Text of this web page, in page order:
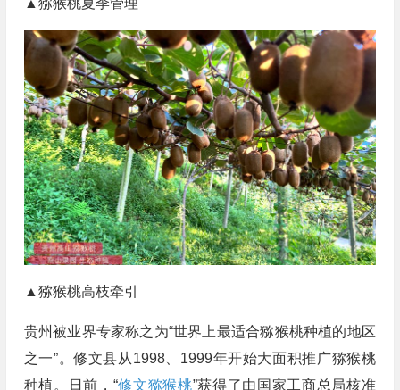
▲猕猴桃夏季管理
▲猕猴桃高枝牵引
贵州被业界专家称之为“世界上最适合猕猴桃种植的地区
之一”。修文县从1998、1999年开始大面积推广猕猴桃
种植。日前，“修文猕猴桃”获得了由国家工商总局核准